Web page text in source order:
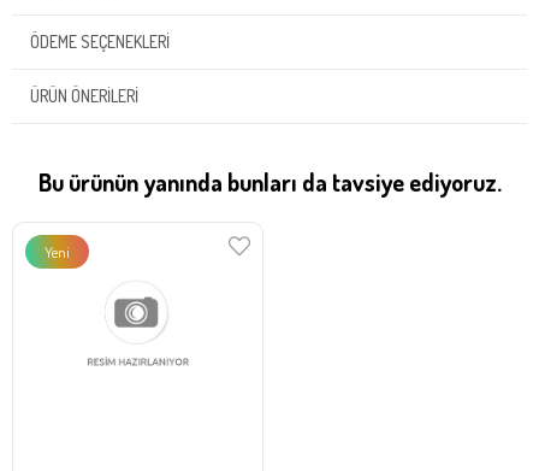
ÖDEME SEÇENEKLERI
ÜRÜN ÖNERILERI
Bu ürünün yanında bunları da tavsiye ediyoruz.
Yeni